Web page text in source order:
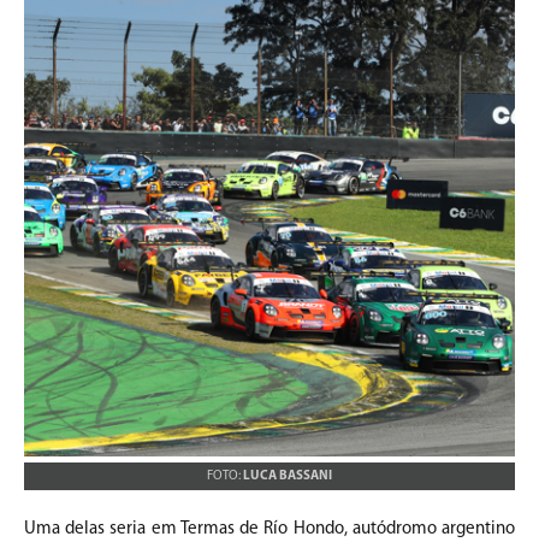
FOTO: LUCA BASSANI
Uma delas seria em Termas de Río Hondo, autódromo argentino